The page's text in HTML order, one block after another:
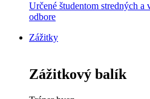
Určené študentom stredných
odbore
Zážitky
Zážitkový balík